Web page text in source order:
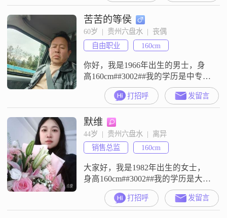
苦苦的等侯
60岁  |  贵州六盘水  |  丧偶
自由职业
160cm
你好，我是1966年出生的男士，身
高160cm##3002##我的学历是中专，
现在在六盘水工作##3002##我的月
收入目前在3000元以下##3002##我
是一个稳重可靠的人，平时做事比
较踏实##3002##在与人相处的时
候，我很有耐心，也比较包容
##3002##我对待感情和生活的态度
是真诚可靠的##3002##我来
打招呼 发留言
默维
44岁  |  贵州六盘水  |  离异
销售总监
160cm
大家好，我是1982年出生的女士，
身高160cm##3002##我的学历是大学
本科，现在在六盘水工作，月收入
在5001到8000元之间##3002##我的
性格比较温柔体贴，平时也比较独
打招呼 发留言